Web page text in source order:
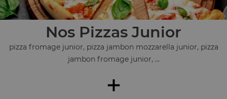
Nos Pizzas Junior
pizza fromage junior, pizza jambon mozzarella junior, pizza
jambon fromage junior, ...
+